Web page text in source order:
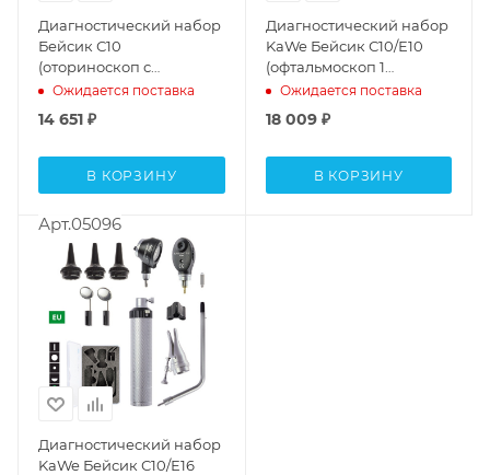
Диагностический набор
Бейсик С10
(оториноскоп с
принадлежностями)
Ожидается поставка
14 651 ₽
В КОРЗИНУ
Диагностический набор
KaWe Бейсик С10/Е10
(офтальмоскоп 1
апертура и отоскоп с
Ожидается поставка
18 009₽
В КОРЗИНУ
Арт.05096
Диагностический набор
KaWe Бейсик С10/Е16